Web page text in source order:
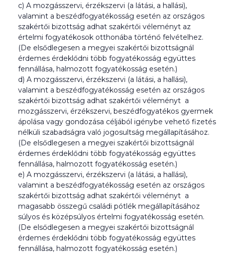
c) A mozgásszervi, érzékszervi (a látási, a hallási),
valamint a beszédfogyatékosság esetén az országos
szakértői bizottság adhat szakértői véleményt az
értelmi fogyatékosok otthonába történő felvételhez.
(De elsődlegesen a megyei szakértői bizottságnál
érdemes érdeklődni több fogyatékosság együttes
fennállása, halmozott fogyatékosság esetén.)
d) A mozgásszervi, érzékszervi (a látási, a hallási),
valamint a beszédfogyatékosság esetén az országos
szakértői bizottság adhat szakértői véleményt a
mozgásszervi, érzékszervi, beszédfogyatékos gyermek
ápolása vagy gondozása céljából igénybe vehető fizetés
nélküli szabadságra való jogosultság megállapításához.
(De elsődlegesen a megyei szakértői bizottságnál
érdemes érdeklődni több fogyatékosság együttes
fennállása, halmozott fogyatékosság esetén.)
e) A mozgásszervi, érzékszervi (a látási, a hallási),
valamint a beszédfogyatékosság esetén az országos
szakértői bizottság adhat szakértői véleményt a
magasabb összegű családi pótlék megállapításához
súlyos és középsúlyos értelmi fogyatékosság esetén.
(De elsődlegesen a megyei szakértői bizottságnál
érdemes érdeklődni több fogyatékosság együttes
fennállása, halmozott fogyatékosság esetén.)